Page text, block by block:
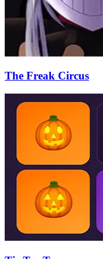
The Freak Circus